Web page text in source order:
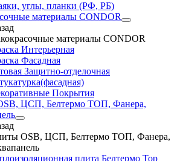
углы, планки (РФ, РБ)
материалы CONDOR
материалы CONDOR
Интерьерная
Фасадная
Защитно-отделочная
Покрытия
ЦСП, Белтермо ТОП, Фанера,
OSB, ЦСП, Белтермо ТОП, Фанера,
плита Белтермо Top